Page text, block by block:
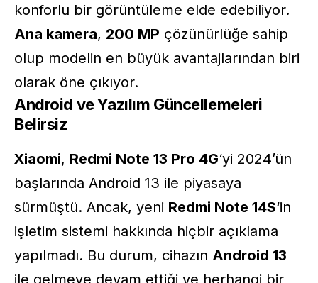
konforlu bir görüntüleme elde edebiliyor.
Ana kamera, 200 MP çözünürlüğe sahip
olup modelin en büyük avantajlarından biri
olarak öne çıkıyor.
Android ve Yazılım Güncellemeleri
Belirsiz
Xiaomi, Redmi Note 13 Pro 4G‘yi 2024’ün
başlarında Android 13 ile piyasaya
sürmüştü. Ancak, yeni Redmi Note 14S‘in
işletim sistemi hakkında hiçbir açıklama
yapılmadı. Bu durum, cihazın Android 13
ile gelmeye devam ettiği ve herhangi bir